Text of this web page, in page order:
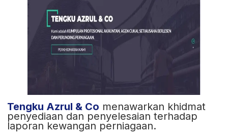
Tengku Azrul & Co menawarkan khidmat
penyediaan dan penyelesaian terhadap
laporan kewangan perniagaan.